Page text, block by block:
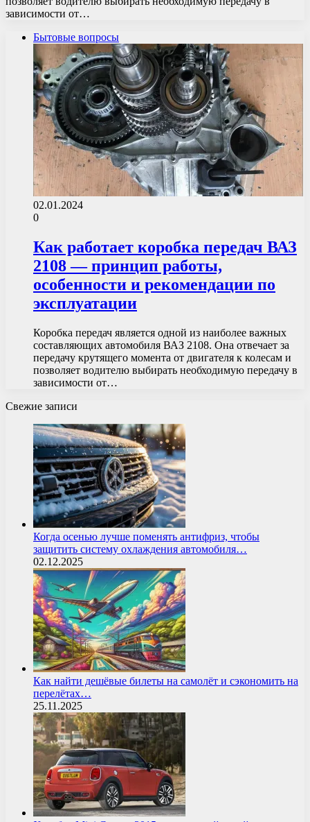
зависимости от…
Бытовые вопросы
02.01.2024
0
Как работает коробка передач ВАЗ
2108 — принцип работы,
особенности и рекомендации по
эксплуатации
Коробка передач является одной из наиболее важных
составляющих автомобиля ВАЗ 2108. Она отвечает за
передачу крутящего момента от двигателя к колесам и
позволяет водителю выбирать необходимую передачу в
зависимости от…
Свежие записи
Когда осенью лучше поменять антифриз, чтобы
защитить систему охлаждения автомобиля…
02.12.2025
Как найти дешёвые билеты на самолёт и сэкономить на
перелётах…
25.11.2025